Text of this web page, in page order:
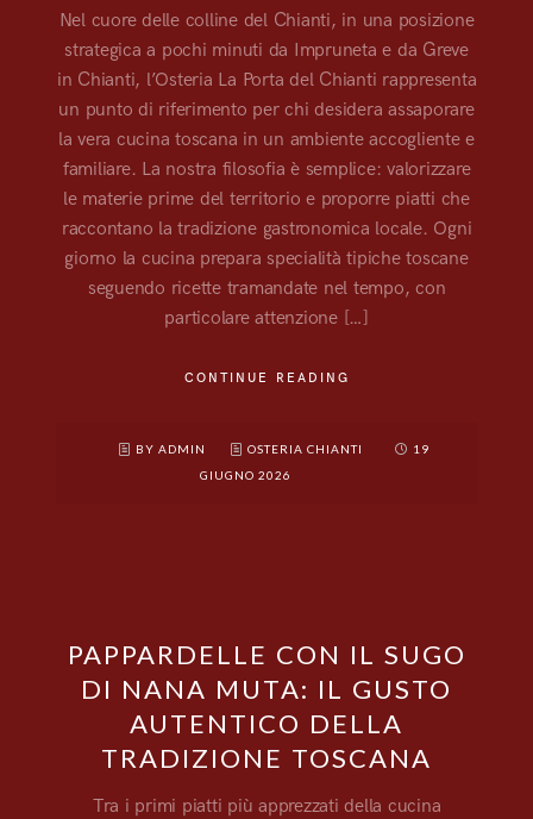
Nel cuore delle colline del Chianti, in una posizione
strategica a pochi minuti da Impruneta e da Greve
in Chianti, l’Osteria La Porta del Chianti rappresenta
un punto di riferimento per chi desidera assaporare
la vera cucina toscana in un ambiente accogliente e
familiare. La nostra filosofia è semplice: valorizzare
le materie prime del territorio e proporre piatti che
raccontano la tradizione gastronomica locale. Ogni
giorno la cucina prepara specialità tipiche toscane
seguendo ricette tramandate nel tempo, con
particolare attenzione […]
CONTINUE READING
BY ADMIN OSTERIA CHIANTI
19
GIUGNO 2026
PAPPARDELLE CON IL SUGO
DI NANA MUTA: IL GUSTO
AUTENTICO DELLA
TRADIZIONE TOSCANA
Tra i primi piatti più apprezzati della cucina